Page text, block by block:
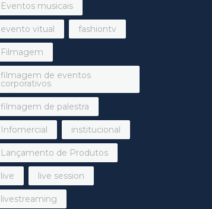
Eventos musicais
evento vitual fashiontv
Filmagem
filmagem de eventos
corporativos
filmagem de palestra
Infomercial institucional
Lançamento de Produtos
live live session
livestreaming